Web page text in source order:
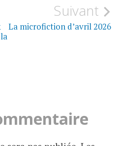
Suivant
La microfiction d’avril 2026